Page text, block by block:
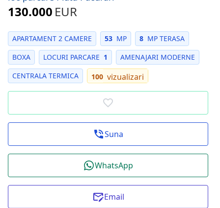
130.000 EUR
APARTAMENT 2 CAMERE MP
53 MP TERASA
8
BOXA
LOCURI PARCARE 1
AMENAJARI MODERNE
CENTRALA TERMICA
vizualizari
100
Suna
WhatsApp
Email